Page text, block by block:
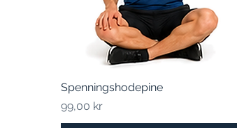
Hurtigvisning
Spenningshodepine
Pris
99,00 kr